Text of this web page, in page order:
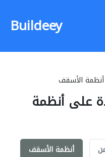
Buildeey
أنظمة الأسقف
على أنظمة
أنظمة الأسقف